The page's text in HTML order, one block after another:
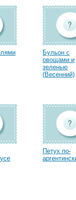
Бульон с
овощами и
зеленью
(Весенний)
Петух по-